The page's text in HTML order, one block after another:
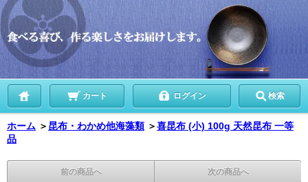
カート ログイン 検索
ホーム ＞ 昆布・わかめ他海藻類 ＞喜昆布 (小) 100g 天然昆布 一等
品
前の商品へ 次の商品へ